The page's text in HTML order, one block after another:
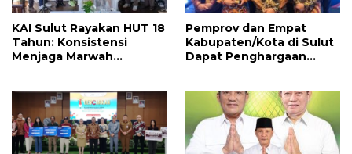
KAI Sulut Rayakan HUT 18
Tahun: Konsistensi
Menjaga Marwah
Maju
Pemprov dan Empat
Kabupaten/Kota di Sulut
Dapat Penghargaan